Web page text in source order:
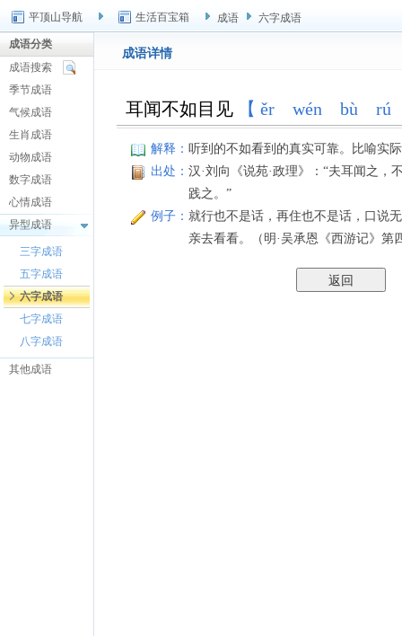
平顶山导航 生活百宝箱 成语 六字成语
成语分类
成语搜索
季节成语
气候成语
生肖成语
动物成语
数字成语
心情成语
异型成语
三字成语
五字成语
六字成语
七字成语
八字成语
其他成语
成语详情
耳闻不如目见 【 ěr wén bù
解释： 听到的不如看到的真实可靠。比喻实
出处： 汉·刘向《说苑·政理》：“夫耳闻之，
践之。”
例子： 就行也不是话，再住也不是话，口说
亲去看看。（明·吴承恩《西游记》第